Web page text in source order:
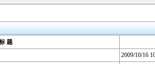
护律师 济南劳动争议律师 济南婚姻律师 济
题
2009/10/16